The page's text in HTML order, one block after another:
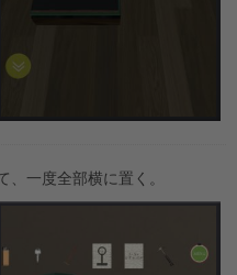
一度全部横に置く。